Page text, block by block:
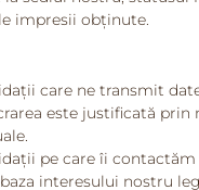
impresii obținute.
care ne transmit
este justificată prin
pe care îi contactăm
interesului nostru